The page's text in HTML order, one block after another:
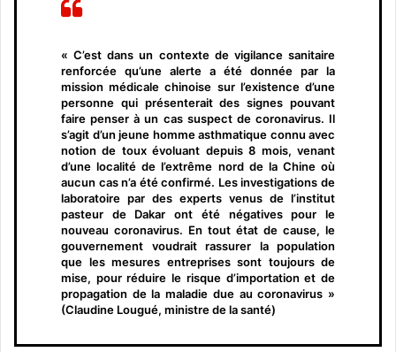
« C’est dans un contexte de vigilance sanitaire
renforcée qu’une alerte a été donnée par la
mission médicale chinoise sur l’existence d’une
personne qui présenterait des signes pouvant
faire penser à un cas suspect de coronavirus. Il
s’agit d’un jeune homme asthmatique connu avec
notion de toux évoluant depuis 8 mois, venant
d’une localité de l’extrême nord de la Chine où
aucun cas n’a été confirmé. Les investigations de
laboratoire par des experts venus de l’institut
pasteur de Dakar ont été négatives pour le
nouveau coronavirus. En tout état de cause, le
gouvernement voudrait rassurer la population
que les mesures entreprises sont toujours de
mise, pour réduire le risque d’importation et de
propagation de la maladie due au coronavirus »
(Claudine Lougué, ministre de la santé)